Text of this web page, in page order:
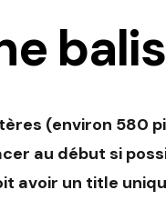
(environ 580
au début si
avoir un title